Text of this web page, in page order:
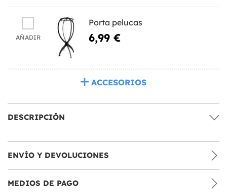
AÑADIR
Porta pelucas
6,99 €
ACCESORIOS
DESCRIPCIÓN
ENVÍO Y DEVOLUCIONES
MEDIOS DE PAGO